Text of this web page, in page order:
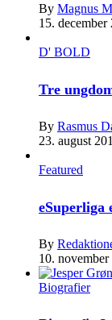
By Magnus
15. december
D' BOLD
Tre
By Rasmus
23. august
Featured
eSuperliga
By
10. november
Biografier